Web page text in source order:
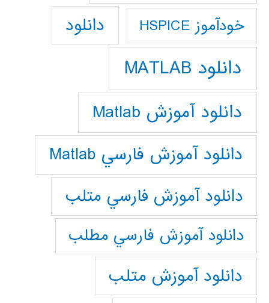
خودآموز HSPICE دانلود
دانلود MATLAB
دانلود آموزش Matlab
دانلود آموزش فارسي Matlab
دانلود آموزش فارسي متلب
دانلود آموزش فارسي مطلب
دانلود آموزش متلب